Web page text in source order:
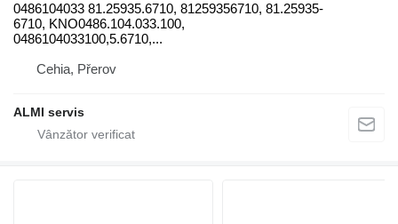
0486104033 81.25935.6710, 81259356710, 81.25935-
6710, KNO0486.104.033.100,
0486104033100,5.6710,...
Cehia, Přerov
ALMI servis